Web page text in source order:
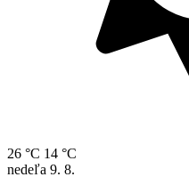
26 °C 14 °C
nedeľa 9. 8.